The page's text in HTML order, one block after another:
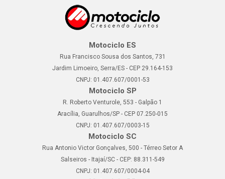
Motociclo ES
Rua Francisco Sousa dos Santos, 731
Jardim Limoeiro, Serra/ES - CEP 29.164-153
CNPJ: 01.407.607/0001-53
Motociclo SP
R. Roberto Venturole, 553 - Galpão 1
Aracília, Guarulhos/SP - CEP 07.250-015
CNPJ: 01.407.607/0003-15
Motociclo SC
Rua Antonio Victor Gonçalves, 500 - Térreo Setor A
Salseiros - Itajaí/SC - CEP: 88.311-549
CNPJ: 01.407.607/0004-04